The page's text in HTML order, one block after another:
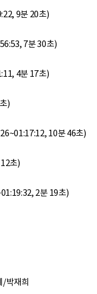
9분 20초)
7분 30초)
4분 17초)
)
10분 46초)
초)
2분 19초)
/박재희